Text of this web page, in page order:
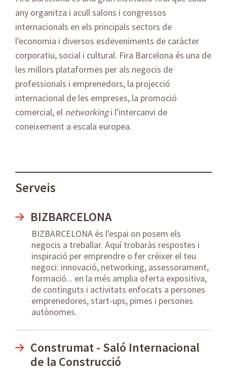
any organitza i acull salons i congressos
internacionals en els principals sectors de
l'economia i diversos esdeveniments de caràcter
corporatiu, social i cultural. Fira Barcelona és una de
les millors plataformes per als negocis de
professionals i emprenedors, la projecció
internacional de les empreses, la promoció
comercial, el networkingi l'intercanvi de
coneixement a escala europea.
Serveis
BIZBARCELONA
BIZBARCELONA és l'espai on posem els
negocis a treballar. Aquí trobaràs respostes i
inspiració per emprendre o fer créixer el teu
negoci: innovació, networking, assessorament,
formació... en la més amplia oferta expositiva,
de continguts i activitats enfocats a persones
emprenedores, start-ups, pimes i persones
autònomes.
Construmat - Saló Internacional
de la Construcció